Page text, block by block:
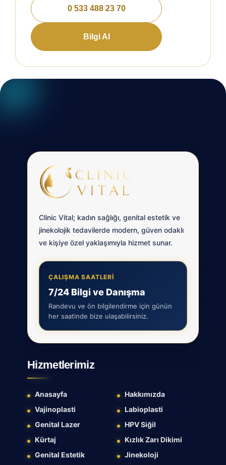
0 533 488 23 70
Bilgi Al
Clinic Vital; kadın sağlığı, genital estetik ve
jinekolojik tedavilerde modern, güven odaklı
ve kişiye özel yaklaşımıyla hizmet sunar.
ÇALIŞMA SAATLERİ
7/24 Bilgi ve Danışma
Randevu ve ön bilgilendirme için günün
her saatinde bize ulaşabilirsiniz.
Hizmetlerimiz
Anasayfa
Hakkımızda
Vajinoplasti
Labioplasti
Genital Lazer
HPV Siğil
Kürtaj
Kızlık Zarı Dikimi
Genital Estetik
Jinekoloji